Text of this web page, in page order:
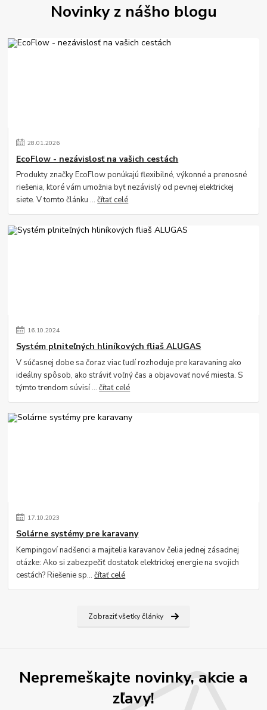
Novinky z nášho blogu
28.01.2026
EcoFlow - nezávislosť na vašich cestách
Produkty značky EcoFlow ponúkajú flexibilné, výkonné a prenosné
riešenia, ktoré vám umožnia byť nezávislý od pevnej elektrickej
siete. V tomto článku ...čítať celé
16.10.2024
Systém plniteľných hliníkových fliaš ALUGAS
V súčasnej dobe sa čoraz viac ľudí rozhoduje pre karavaning ako
ideálny spôsob, ako stráviť voľný čas a objavovať nové miesta. S
týmto trendom súvisí ...čítať celé
17.10.2023
Solárne systémy pre karavany
Kempingoví nadšenci a majitelia karavanov čelia jednej zásadnej
otázke: Ako si zabezpečiť dostatok elektrickej energie na svojich
cestách? Riešenie sp...čítať celé
Zobraziť všetky články
Nepremeškajte novinky, akcie a
zľavy!